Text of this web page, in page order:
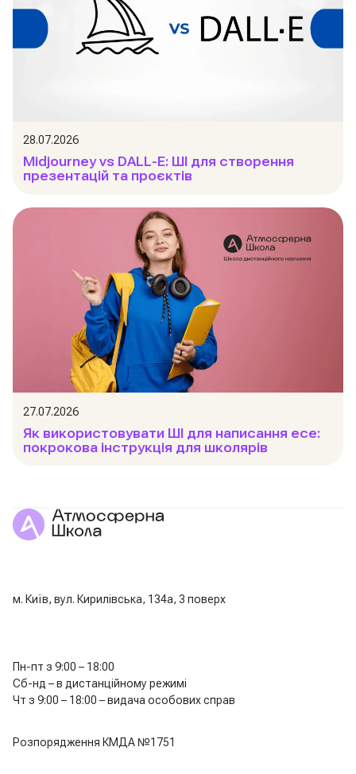
28.07.2026
Midjourney vs DALL-E: ШІ для створення
презентацій та проєктів
27.07.2026
Як використовувати ШІ для написання есе:
покрокова інструкція для школярів
м. Київ, вул. Кирилівська, 134а, 3 поверх
Пн-пт з 9:00 – 18:00
Сб-нд – в дистанційному режимі
Чт з 9:00 – 18:00 – видача особових справ
Розпорядження КМДА №1751